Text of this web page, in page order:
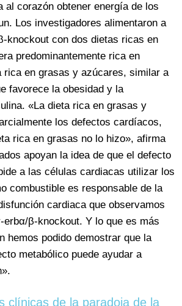
al corazón obtener energía de los
Los investigadores alimentaron a
knockout con dos dietas ricas en
predominantemente rica en
rica en grasas y azúcares, similar a
favorece la obesidad y la
«La dieta rica en grasas y
los defectos cardíacos,
rica en grasas no lo hizo», afirma
apoyan la idea de que el defecto
a las células cardiacas utilizar los
combustible es responsable de la
cardiaca que observamos
erbα/β-knockout. Y lo que es más
hemos podido demostrar que la
metabólico puede ayudar a
clínicas de la paradoja de la